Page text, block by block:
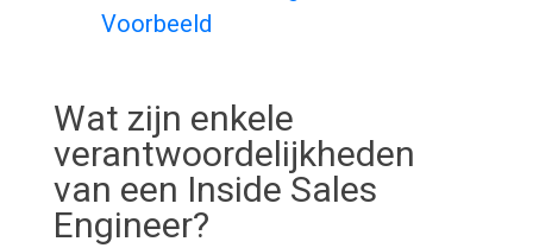
Voorbeeld
Wat zijn enkele
verantwoordelijkheden
van een Inside Sales
Engineer?